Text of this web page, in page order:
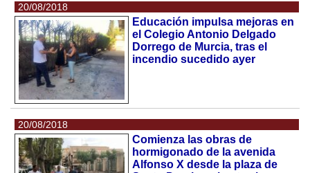
20/08/2018
Educación impulsa mejoras en
el Colegio Antonio Delgado
Dorrego de Murcia, tras el
incendio sucedido ayer
20/08/2018
Comienza las obras de
hormigonado de la avenida
Alfonso X desde la plaza de